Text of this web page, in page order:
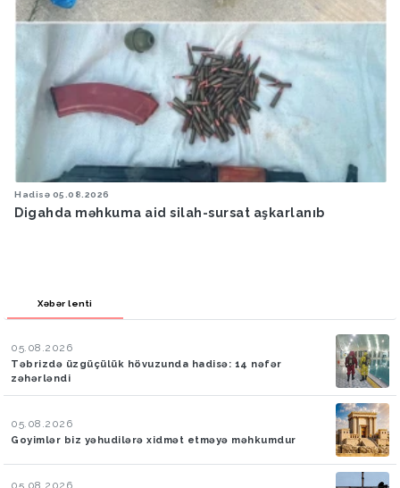
Hadisə 05.08.2026
Digahda məhkuma aid silah-sursat aşkarlanıb
Xəbər lenti
05.08.2026
Təbrizdə üzgüçülük hövuzunda hadisə: 14 nəfər
zəhərləndi
05.08.2026
Goyimlər biz yəhudilərə xidmət etməyə məhkumdur
05.08.2026